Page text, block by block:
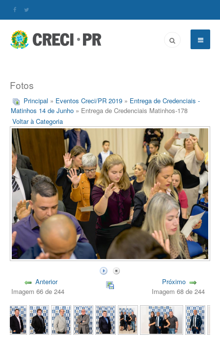
Fotos
Principal » Eventos Creci/PR 2019 » Entrega de Credenciais -
Matinhos 14 de Junho » Entrega de Credenciais Matinhos-178
Voltar à Categoria
Anterior
Imagem 66 de 244
Próximo
Imagem 68 de 244